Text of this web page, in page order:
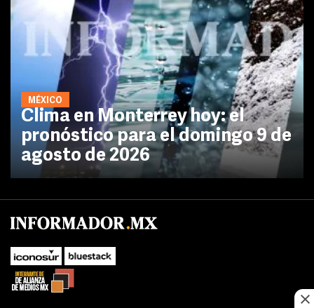
MÉXICO
Clima en Monterrey hoy: el
pronóstico para el domingo 9 de
agosto de 2026